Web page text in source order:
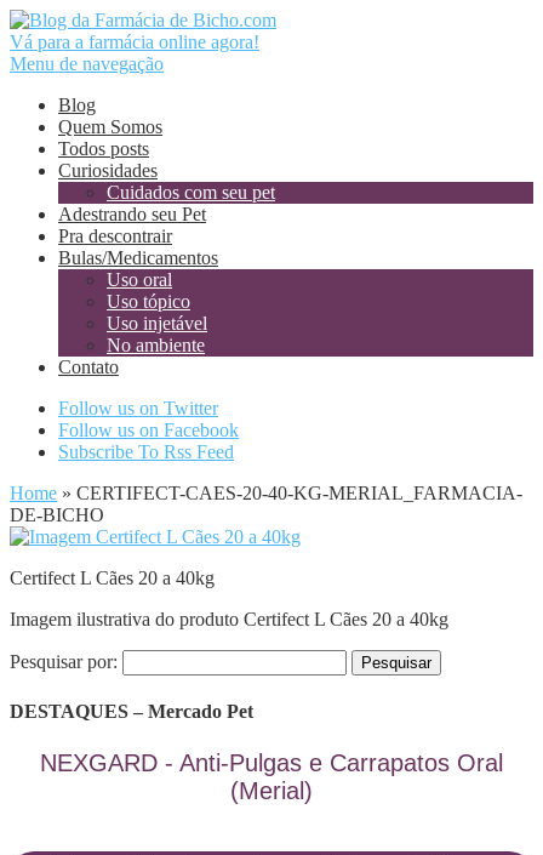
Vá para a farmácia online agora!
Menu de navegação
Blog
Quem Somos
Todos posts
Curiosidades
Cuidados com seu pet
Adestrando seu Pet
Pra descontrair
Bulas/Medicamentos
Uso oral
Uso tópico
Uso injetável
No ambiente
Contato
Follow us on Twitter
Follow us on Facebook
Subscribe To Rss Feed
Home » CERTIFECT-CAES-20-40-KG-MERIAL_FARMACIA-
DE-BICHO
Certifect L Cães 20 a 40kg
Imagem ilustrativa do produto Certifect L Cães 20 a 40kg
Pesquisar por:
DESTAQUES – Mercado Pet
NEXGARD - Anti-Pulgas e Carrapatos Oral
(Merial)